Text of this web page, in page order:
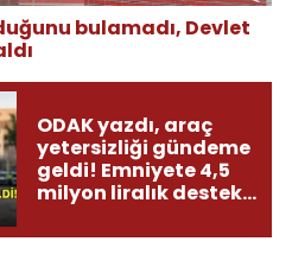
bulamadı, Devlet
ODAK yazdı, araç
yetersizliği gündeme
geldi! Emniyete 4,5
milyon liralık destek